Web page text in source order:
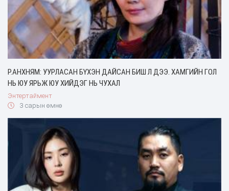
Р.АНХНЯМ: УУРЛАСАН БҮХЭН ДАЙСАН БИШ Л ДЭЭ. ХАМГИЙН ГОЛ
НЬ ЮУ ЯРЬЖ ЮУ ХИЙДЭГ НЬ ЧУХАЛ
Энтертаймент
3 сарын өмнө